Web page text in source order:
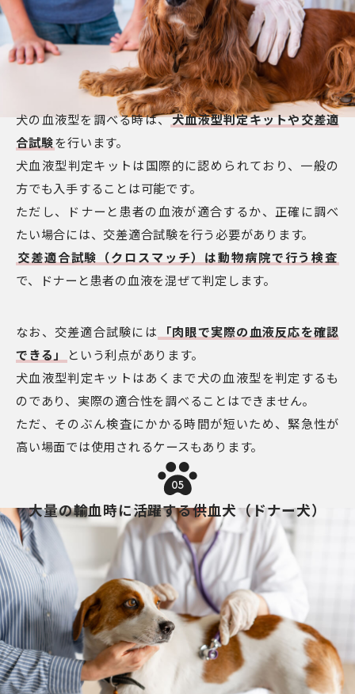
犬の血液型を調べる時は、犬血液型判定キットや交差適
合試験を行います。
犬血液型判定キットは国際的に認められており、一般の
方でも入手することは可能です。
ただし、ドナーと患者の血液が適合するか、正確に調べ
たい場合には、交差適合試験を行う必要があります。
交差適合試験（クロスマッチ）は動物病院で行う検査
で、ドナーと患者の血液を混ぜて判定します。
なお、交差適合試験には
「肉眼で実際の血液反応を確認
できる」
という利点があります。
犬血液型判定キットはあくまで犬の血液型を判定するも
のであり、実際の適合性を調べることはできません。
ただ、そのぶん検査にかかる時間が短いため、緊急性が
高い場面では使用されるケースもあります。
05
大量の輸血時に活躍する供血犬（ドナー犬）